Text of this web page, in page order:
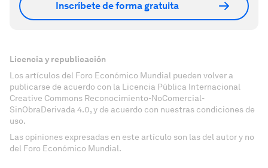
Inscríbete de forma gratuita
Licencia y republicación
Los artículos del Foro Económico Mundial pueden volver a
publicarse de acuerdo con la Licencia Pública Internacional
Creative Commons Reconocimiento-NoComercial-
SinObraDerivada 4.0, y de acuerdo con nuestras condiciones de
uso.
Las opiniones expresadas en este artículo son las del autor y no
del Foro Económico Mundial.